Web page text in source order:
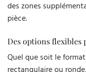
des zones
pièce.
Des options flexibles
Quel que soit le
rectangulaire ou